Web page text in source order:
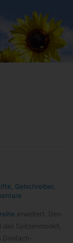
Gelschreiber
erwei­tert. Den
das Spit­zen­mo­dell,
Dreifach-​